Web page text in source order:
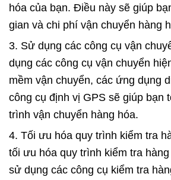
hóa của bạn. Điều này sẽ giúp
gian và chi phí vận chuyển hàng
3. Sử dụng các công cụ vận
dụng các công cụ vận chuyển
mềm vận chuyển, các ứng dụng
công cụ định vị GPS sẽ giúp bạn
trình vận chuyển hàng hóa.
4. Tối ưu hóa quy trình kiểm tra
tối ưu hóa quy trình kiểm tra
sử dụng các công cụ kiểm tra